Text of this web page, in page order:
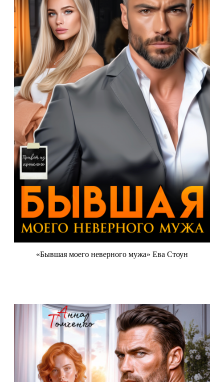
«Бывшая моего неверного мужа» Ева Стоун